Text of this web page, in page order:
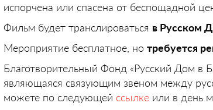
испорчена или спасена от беспощадной
Фильм будет транслироваться в Русском
Мероприятие бесплатное, но требуется
Благотворительный Фонд «Русский Дом в
являющаяся связующим звеном между
можете по следующей ссылке или в день